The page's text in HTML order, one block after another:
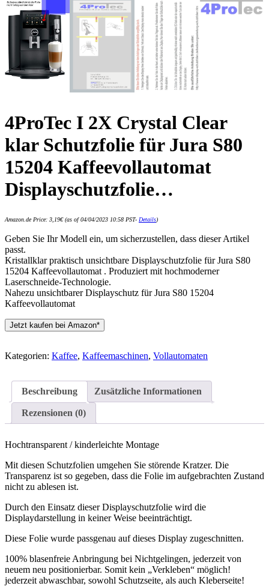
4ProTec I 2X Crystal Clear
klar Schutzfolie für Jura S80
15204 Kaffeevollautomat
Displayschutzfolie…
Amazon.de Price: 3,19€(as of 04/04/2023 10:58 PST- Details)
Geben Sie Ihr Modell ein, um sicherzustellen, dass dieser Artikel
passt.
Kristallklar praktisch unsichtbare Displayschutzfolie für Jura S80
15204 Kaffeevollautomat . Produziert mit hochmoderner
Laserschneide-Technologie.
Nahezu unsichtbarer Displayschutz für Jura S80 15204
Kaffeevollautomat
Jetzt kaufen bei Amazon*
Kategorien: Kaffee, Kaffeemaschinen, Vollautomaten
Beschreibung Zusätzliche Informationen
Rezensionen (0)
Hochtransparent / kinderleichte Montage
Mit diesen Schutzfolien umgehen Sie störende Kratzer. Die
Transparenz ist so gegeben, dass die Folie im aufgebrachten Zustand
nicht zu ablesen ist.
Durch den Einsatz dieser Displayschutzfolie wird die
Displaydarstellung in keiner Weise beeinträchtigt.
Diese Folie wurde passgenau auf dieses Display zugeschnitten.
100% blasenfreie Anbringung bei Nichtgelingen, jederzeit von
neuem neu positionierbar. Somit kein „Verkleben“ möglich!
jederzeit abwaschbar, sowohl Schutzseite, als auch Kleberseite!